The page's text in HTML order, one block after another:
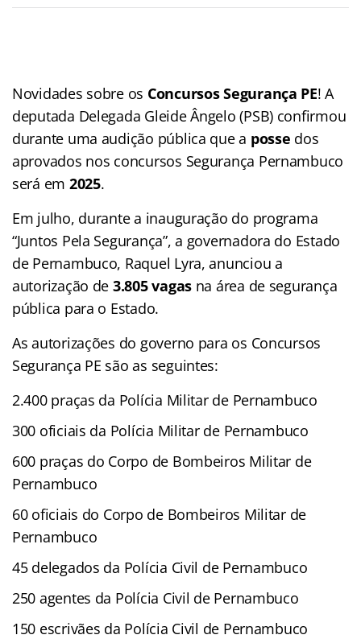
Novidades sobre os Concursos Segurança PE! A
deputada Delegada Gleide Ângelo (PSB) confirmou
durante uma audição pública que a posse dos
aprovados nos concursos Segurança Pernambuco
será em 2025.
Em julho, durante a inauguração do programa
“Juntos Pela Segurança”, a governadora do Estado
de Pernambuco, Raquel Lyra, anunciou a
autorização de 3.805 vagasna área de segurança
pública para o Estado.
As autorizações do governo para os Concursos
Segurança PE são as seguintes:
2.400 praças da Polícia Militar de Pernambuco
300 oficiais da Polícia Militar de Pernambuco
600 praças do Corpo de Bombeiros Militar de
Pernambuco
60 oficiais do Corpo de Bombeiros Militar de
Pernambuco
45 delegados da Polícia Civil de Pernambuco
250 agentes da Polícia Civil de Pernambuco
150 escrivães da Polícia Civil de Pernambuco